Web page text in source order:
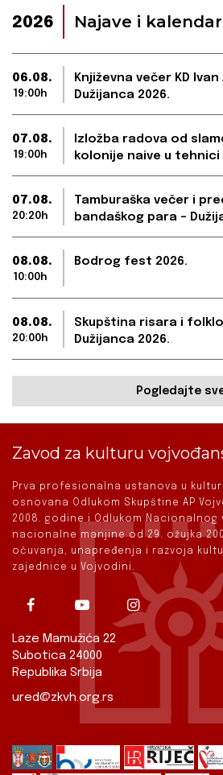
2026 Najave i kalendar
06.08.
19:00h
Književna večer KD
Dužijanca 2026.
07.08.
19:00h
Izložba radova od
kolonije naive u tehnici
07.08.
20:20h
Tamburaška večer i
bandaškog para –
08.08.
10:00h
Bodrog fest 2026.
08.08.
20:00h
Skupština risara i
Dužijanca 2026.
Pogledajte
Zavod za kulturu
Prva profesionalna ustanova u
osnovana Odlukom Skupštine AP
2008. godine i Odlukom Nacionalnog
nacionalne manjine od 29. ožujka
očuvanja, unapređenja i razvoja
zajednice u Vojvodini.
Laze Mamužića 22
Subotica 24000
Republika Srbija
ured@zkvh.org.rs